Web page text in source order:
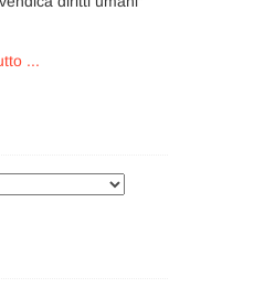
...